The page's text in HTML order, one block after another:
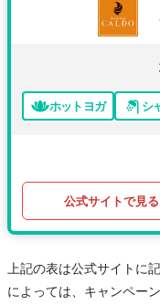
ホットヨガ シ
公式サイトで見る
上記の表は公式サイトに
によっては、キャンペー